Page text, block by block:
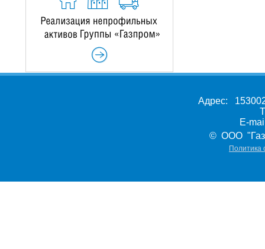
Адрес:
E-
© ООО
Политика